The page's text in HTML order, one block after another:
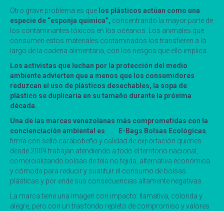
Otro grave problema es que los plásticos actúan como una
especie de “esponja química”, concentrando la mayor parte de
los contaminantes tóxicos en los océanos. Los animales que
consumen estos materiales contaminados los transfieren a lo
largo de la cadena alimentaria, con los riesgos que ello implica.
Los activistas que luchan por la protección del medio
ambiente advierten que a menos que los consumidores
reduzcan el uso de plásticos desechables, la sopa de
plástico se duplicaría en su tamaño durante la próxima
década.
Una de las marcas venezolanas más comprometidas con la
concienciación ambiental es E-Bags Bolsas Ecológicas,
firma con sello carabobeño y calidad de exportación quienes
desde 2009 trabajan atendiendo a todo el territorio nacional,
comercializando bolsas de tela no tejida, alternativa económica
y cómoda para reducir y sustituir el consumo de bolsas
plásticas y por ende sus consecuencias altamente negativas.
La marca tiene una imagen con impacto: llamativa, colorida y
alegre, pero con un trasfondo repleto de compromiso y valores